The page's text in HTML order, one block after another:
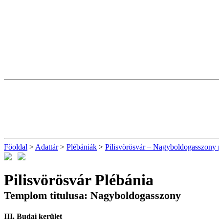
Főoldal > Adattár> Plébániák > Pilisvörösvár – Nagyboldogasszony
Pilisvörösvár Plébánia
Templom titulusa: Nagyboldogasszony
III. Budai kerület